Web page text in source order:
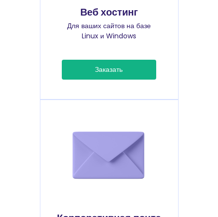
Веб хостинг
Для ваших сайтов на базе
Linux и Windows
Заказать